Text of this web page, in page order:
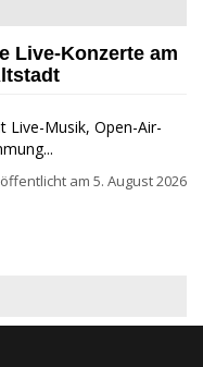
Live-Konzerte am
Live-Musik, Open-Air-
am 5. August 2026